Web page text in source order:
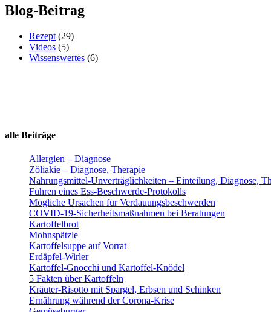
Blog-Beitrag
Rezept (29)
Videos (5)
Wissenswertes (6)
alle Beiträge
Allergien – Diagnose
Zöliakie – Diagnose, Therapie
Nahrungsmittel-Unverträglichkeiten – Einteilung, Diagnose,
Führen eines Ess-Beschwerde-Protokolls
Mögliche Ursachen für Verdauungsbeschwerden
COVID-19-Sicherheitsmaßnahmen bei Beratungen
Kartoffelbrot
Mohnspätzle
Kartoffelsuppe auf Vorrat
Erdäpfel-Wirler
Kartoffel-Gnocchi und Kartoffel-Knödel
5 Fakten über Kartoffeln
Kräuter-Risotto mit Spargel, Erbsen und Schinken
Ernährung während der Corona-Krise